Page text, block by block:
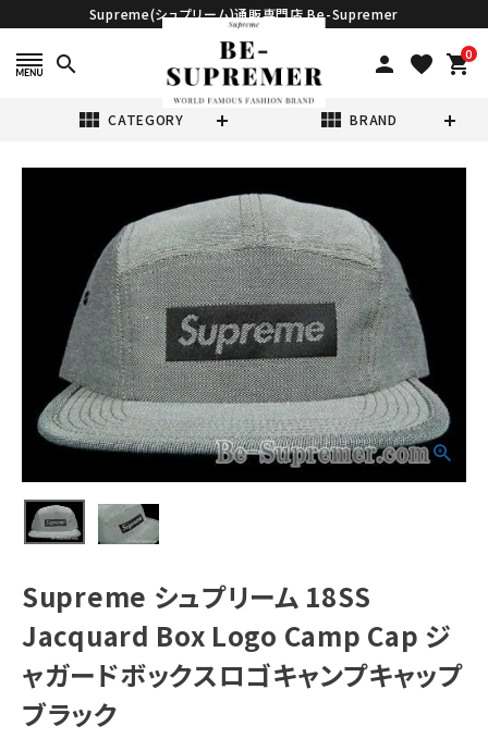
Supreme(シュプリーム)通販専門店 Be-Supremer
search person favorite 0
shopping_cart
view_module CATEGORY view_module BRAND
Supreme シュプ
リーム 18SS
Jacquard Box
Logo Camp
ック
¥11,980 (税込)
NEW ITEMS
Tシャツ・ロングスリーブ
パーカー・トレーナー
Supreme シュプリーム 18SS
Jacquard Box Logo Camp Cap ジ
ャガードボックスロゴキャンプキャップ
ブラック